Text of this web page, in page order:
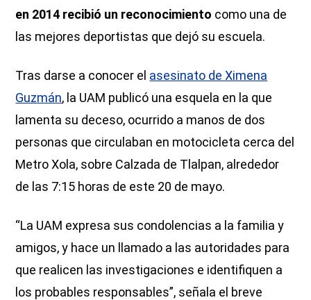
en 2014 recibió un reconocimiento como una de
las mejores deportistas que dejó su escuela.
Tras darse a conocer el asesinato de Ximena
Guzmán, la UAM publicó una esquela en la que
lamenta su deceso, ocurrido a manos de dos
personas que circulaban en motocicleta cerca del
Metro Xola, sobre Calzada de Tlalpan, alrededor
de las 7:15 horas de este 20 de mayo.
“La UAM expresa sus condolencias a la familia y
amigos, y hace un llamado a las autoridades para
que realicen las investigaciones e identifiquen a
los probables responsables”, señala el breve